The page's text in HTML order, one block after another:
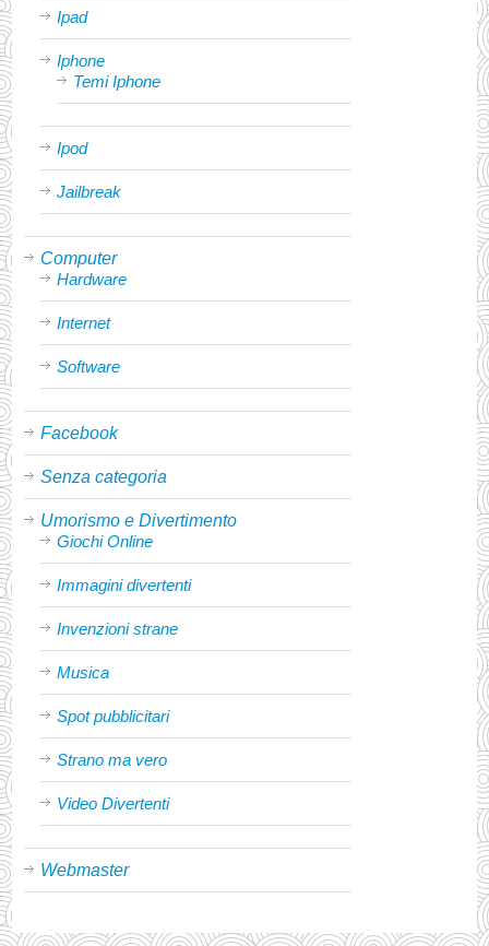
Ipad
Iphone
Temi Iphone
Ipod
Jailbreak
Computer
Hardware
Internet
Software
Facebook
Senza categoria
Umorismo e Divertimento
Giochi Online
Immagini divertenti
Invenzioni strane
Musica
Spot pubblicitari
Strano ma vero
Video Divertenti
Webmaster